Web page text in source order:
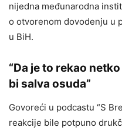
nijedna međunarodna
o otvorenom dovodenju u
u BiH.
“Da je to rekao
bi salva osuda”
Govoreći u podcastu “S
reakcije bile potpuno